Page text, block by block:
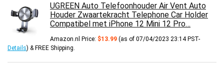
UGREEN Auto Telefoonhouder Air Vent Auto
Houder Zwaartekracht Telephone Car Holder
Compatibel met iPhone 12 Mini 12 Pro…
Amazon.nl Price: $13.99 (as of 07/04/2023 23:14 PST-
Details) & FREE Shipping